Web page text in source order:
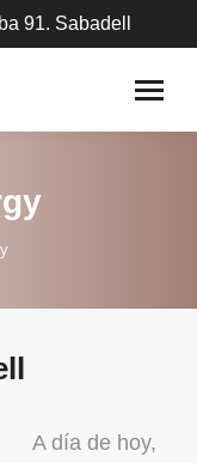
91. Sabadell
A día de hoy,